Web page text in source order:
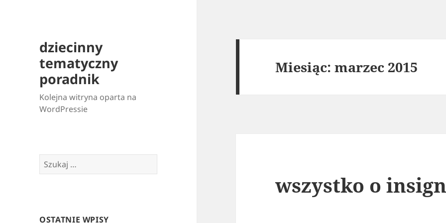
dziecinny
tematyczny
poradnik
Kolejna witryna oparta na
WordPressie
Szukaj:
OSTATNIE WPISY
Miesiąc:marzec 2015
wszystko o